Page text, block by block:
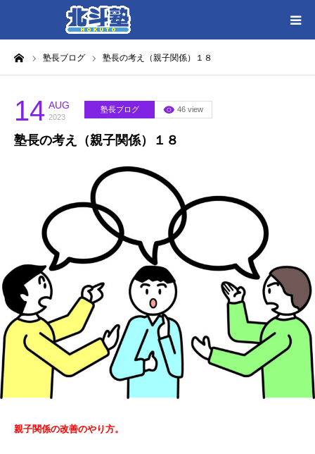
塾長ブログ 塾長の考え（親子関係）１８
14 AUG
2023
塾長ブログ 46 view
塾長の考え（親子関係）１８
親子関係の改善のやり方。
HOME
各教室別に記事を見る
北斗塾／教室一覧
お問い合わせ